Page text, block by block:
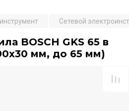
Сетевой
BOSCH GKS 65 в
мм, до 65 мм)